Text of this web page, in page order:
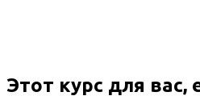
Этот курс для вас,